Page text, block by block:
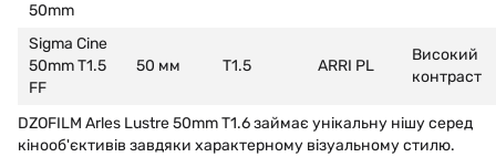
50mm
Sigma Cine
50mm T1.5
FF
50 мм T1.5 ARRI PL
Високий
контраст
DZOFILM Arles Lustre 50mm T1.6 займає унікальну нішу серед
кінооб'єктивів завдяки характерному візуальному стилю.